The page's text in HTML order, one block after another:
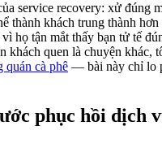
service recovery: xử đúng
thành khách trung thành
họ tận mắt thấy bạn tử tế
khách quen là chuyện khác,
quán cà phê — bài này chỉ lo
phục hồi